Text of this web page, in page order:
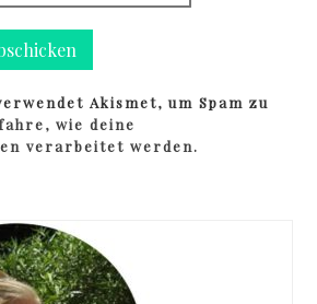
Akismet, um Spam zu
wie deine
verarbeitet werden.